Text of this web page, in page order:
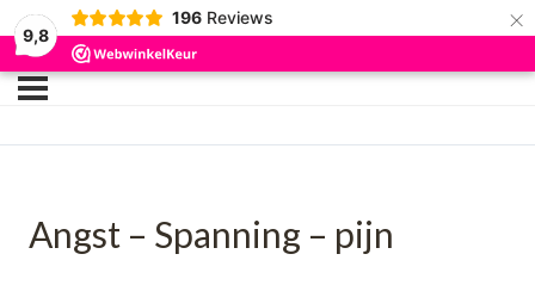
9,8
196 Reviews ×
Angst – Spanning – pijn